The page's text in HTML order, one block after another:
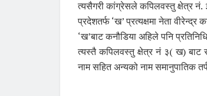
त्यसैगरी कांग्रेसले कपिलवस्तु क्षेत्र नं.
प्रदेशतर्फ ‘ख’ प्रत्यक्षमा नेता
‘ख’बाट कनौडिया अहिले पनि
त्यस्तै कपिलवस्तु क्षेत्र नं ३( ख) बाट
नाम सहित अन्यको नाम समानुपातिक